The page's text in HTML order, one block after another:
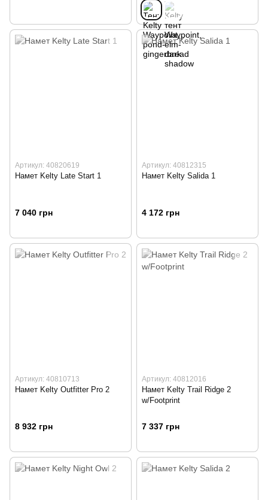
Артикул: 40820619
Намет Kelty Late Start 1
7 040 грн
Артикул: 40812315
Намет Kelty Salida 1
4 172 грн
Артикул: 40810713
Намет Kelty Outfitter Pro 2
8 932 грн
Артикул: 40812016
Намет Kelty Trail Ridge 2
w/Footprint
7 337 грн